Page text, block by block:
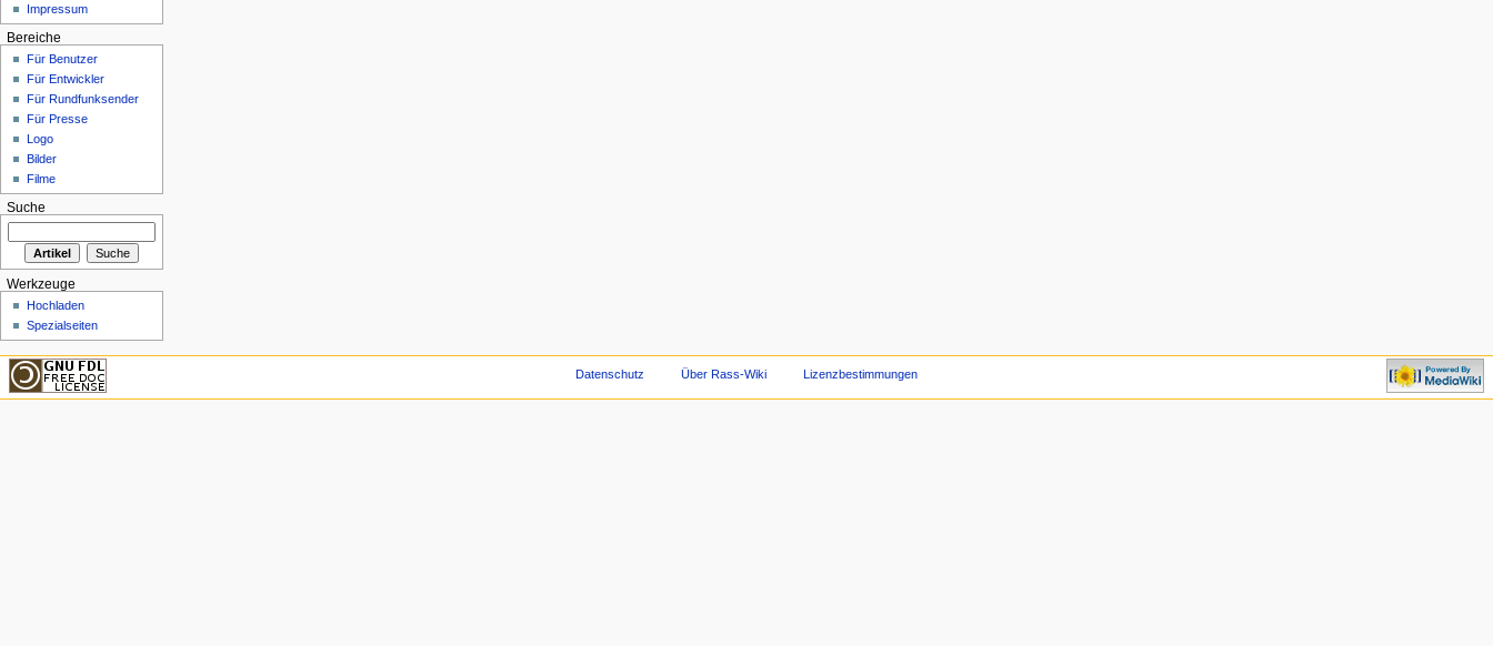
Impressum
Bereiche
Für Benutzer
Für Entwickler
Für Rundfunksender
Für Presse
Logo
Bilder
Filme
Suche
Werkzeuge
Hochladen
Spezialseiten
Datenschutz Über Rass-Wiki Lizenzbestimmungen